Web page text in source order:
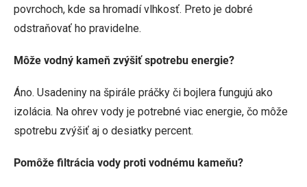
povrchoch, kde sa hromadí vlhkosť. Preto je dobré
odstraňovať ho pravidelne.
Môže vodný kameň zvýšiť spotrebu energie?
Áno. Usadeniny na špirále práčky či bojlera fungujú ako
izolácia. Na ohrev vody je potrebné viac energie, čo môže
spotrebu zvýšiť aj o desiatky percent.
Pomôže filtrácia vody proti vodnému kameňu?